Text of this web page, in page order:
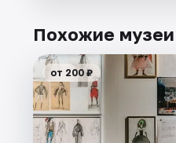
Похожие музеи
от 200 ₽